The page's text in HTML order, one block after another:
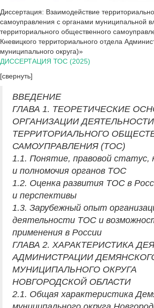
Диссертация: Взаимодействие
самоуправления с органами муниципальной
территориального общественного
Кневицкого территориального отдела
муниципального округа)»
ДИССЕРТАЦИЯ ТОС (2025)
[свернуть]
ВВЕДЕНИЕ
ГЛАВА 1. ТЕОРЕТИЧЕСКИЕ
ОРГАНИЗАЦИИ
ТЕРРИТОРИАЛЬНОГО
САМОУПРАВЛЕНИЯ (ТОС)
1.1. Понятие, правовой статус,
и полномочия органов ТОС
1.2. Оценка развития ТОС в
и перспективы
1.3. Зарубежный опыт
деятельности ТОС и
применения в России
ГЛАВА 2. ХАРАКТЕРИСТИКА
АДМИНИСТРАЦИИ
МУНИЦИПАЛЬНОГО ОКРУГА
НОВГОРОДСКОЙ ОБЛАСТИ
2.1. Общая характеристика